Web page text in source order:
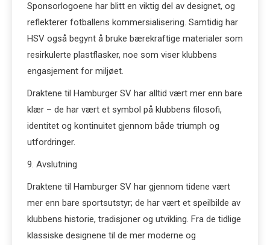
Sponsorlogoene har blitt en viktig del av designet, og
reflekterer fotballens kommersialisering. Samtidig har
HSV også begynt å bruke bærekraftige materialer som
resirkulerte plastflasker, noe som viser klubbens
engasjement for miljøet.
Draktene til Hamburger SV har alltid vært mer enn bare
klær – de har vært et symbol på klubbens filosofi,
identitet og kontinuitet gjennom både triumph og
utfordringer.
9. Avslutning
Draktene til Hamburger SV har gjennom tidene vært
mer enn bare sportsutstyr; de har vært et speilbilde av
klubbens historie, tradisjoner og utvikling. Fra de tidlige
klassiske designene til de mer moderne og